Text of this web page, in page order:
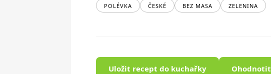
POLÉVKA ČESKÉ BEZ MASA ZELENINA
Uložit recept do kuchařky Ohodnotit